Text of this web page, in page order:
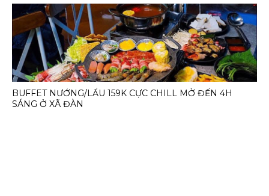
BUFFET NƯỚNG/LẨU 159K CỰC CHILL MỞ ĐẾN 4H
SÁNG Ở XÃ ĐÀN